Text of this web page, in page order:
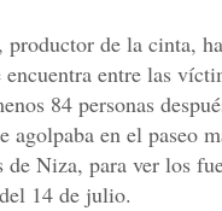
de la cinta,
entre las
84 personas
agolpaba en el paseo
de Niza, para ver los
14 de julio.